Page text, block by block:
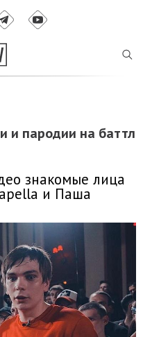
и пародии на баттл
знакомые лица
и Паша